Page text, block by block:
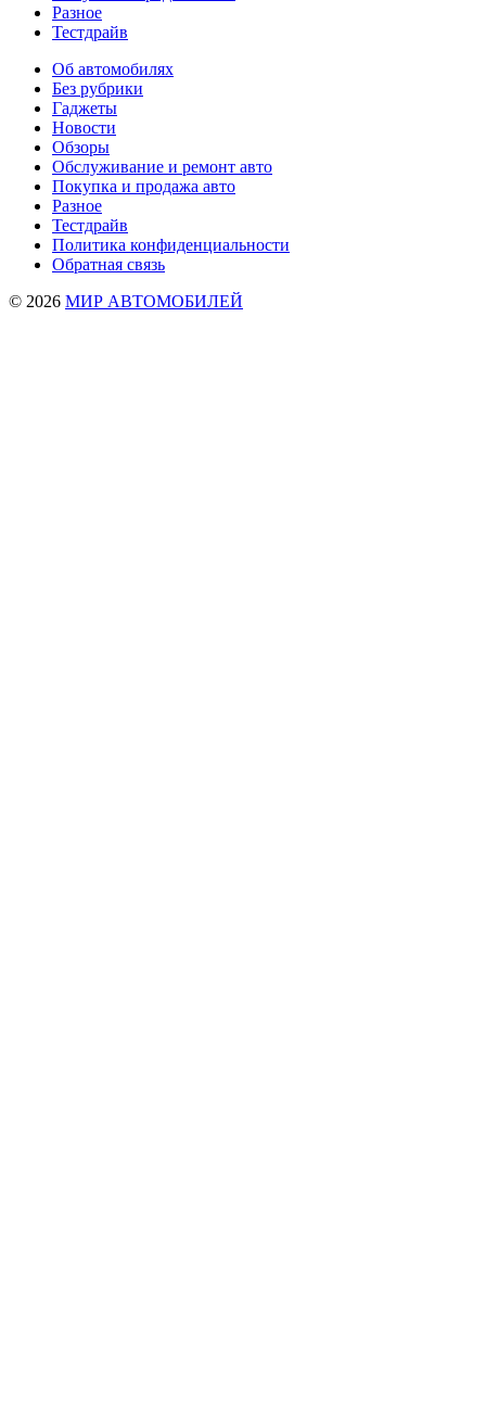
Разное
Тестдрайв
Об автомобилях
Без рубрики
Гаджеты
Новости
Обзоры
Обслуживание и ремонт авто
Покупка и продажа авто
Разное
Тестдрайв
Политика конфиденциальности
Обратная связь
© 2026 МИР АВТОМОБИЛЕЙ